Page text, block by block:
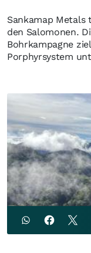
Sankamap
den Salomonen.
Bohrkampagne
Porphyrsystem